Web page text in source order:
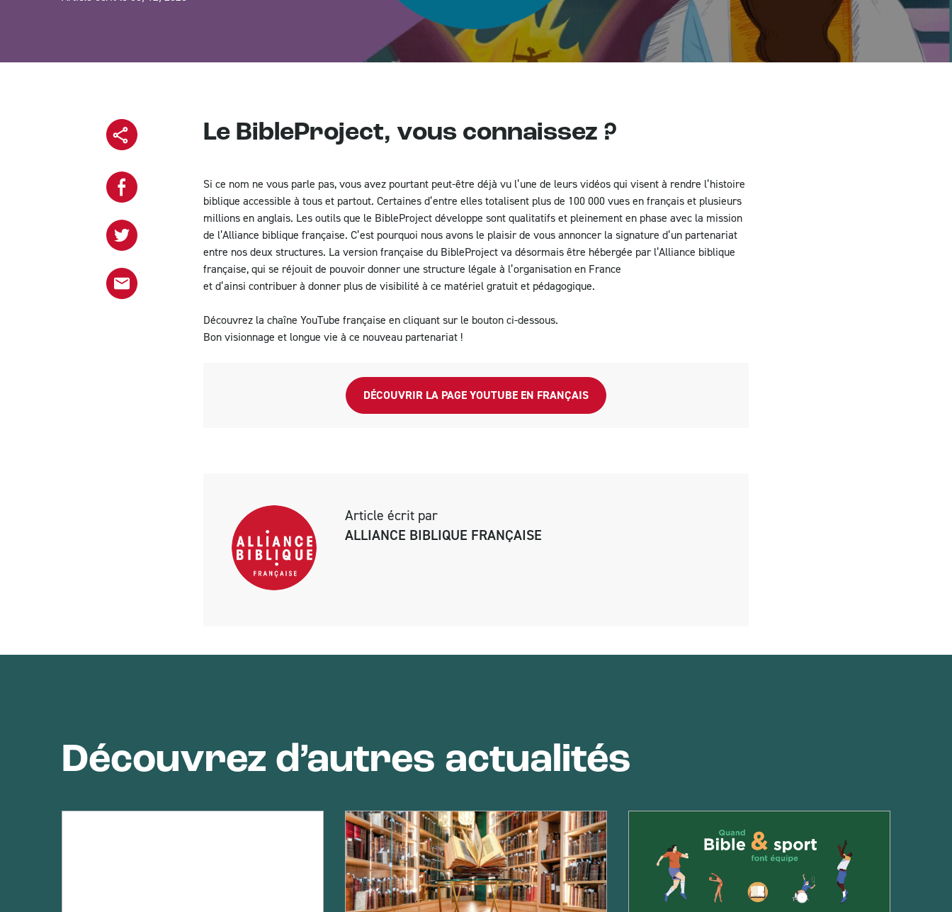
Statistiques mondiales des écritures
Le BibleProject, vous connaissez ?
Si ce nom ne vous parle pas, vous avez pourtant peut-être déjà vu l’une de leurs vidéos qui visent à rendre l’histoire
biblique accessible à tous et partout. Certaines d’entre elles totalisent plus de 100 000 vues en français et plusieurs
millions en anglais. Les outils que le BibleProject développe sont qualitatifs et pleinement en phase avec la mission
de l’Alliance biblique française. C’est pourquoi nous avons le plaisir de vous annoncer la signature d’un partenariat
entre nos deux structures. La version française du BibleProject va désormais être hébergée par l’Alliance biblique
française, qui se réjouit de pouvoir donner une structure légale à l’organisation en France
et d’ainsi contribuer à donner plus de visibilité à ce matériel gratuit et pédagogique.
Découvrez la chaîne YouTube française en cliquant sur le bouton ci-dessous.
Bon visionnage et longue vie à ce nouveau partenariat !
DÉCOUVRIR LA PAGE YOUTUBE EN FRANÇAIS
Article écrit par
ALLIANCE BIBLIQUE FRANÇAISE
Découvrez d’autres actualités